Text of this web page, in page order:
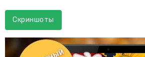
Скриншоты